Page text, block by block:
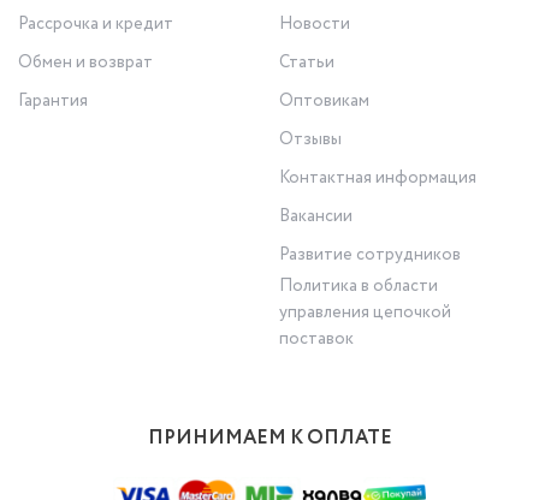
Рассрочка и кредит
Обмен и возврат
Гарантия
Новости
Статьи
Оптовикам
Отзывы
Контактная информация
Вакансии
Развитие сотрудников
Политика в области
управления цепочкой
поставок
ПРИНИМАЕМ К ОПЛАТЕ